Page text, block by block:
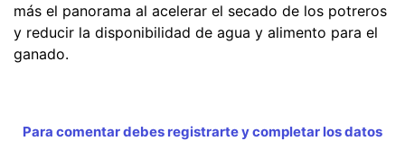
más el panorama al acelerar el secado de los potreros
y reducir la disponibilidad de agua y alimento para el
ganado.
Para comentar debes registrarte y completar los datos